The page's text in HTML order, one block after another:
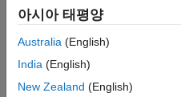
sd.endAccess(sdsID);
참고 항목
sd.setDataStrs
아시아 태평양
Australia (English)
India (English)
New Zealand (English)